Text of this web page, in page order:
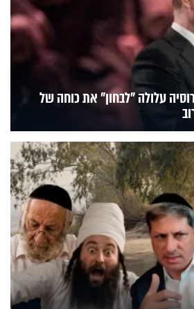
עלולה "לבחון" את כוחה של